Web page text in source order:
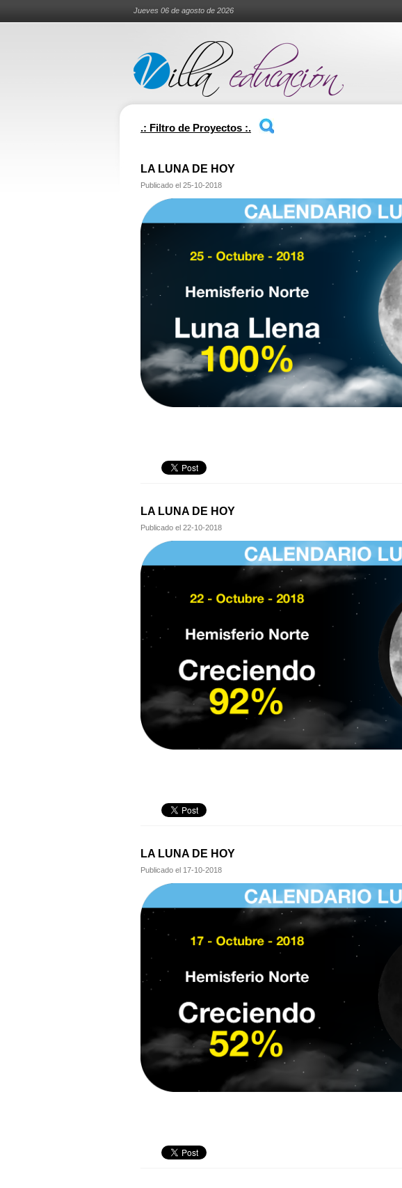
Jueves 06 de agosto de 2026
.: Filtro de Proyectos :.
LA LUNA DE HOY
Publicado el 25-10-2018
LA LUNA DE HOY
Publicado el 22-10-2018
LA LUNA DE HOY
Publicado el 17-10-2018